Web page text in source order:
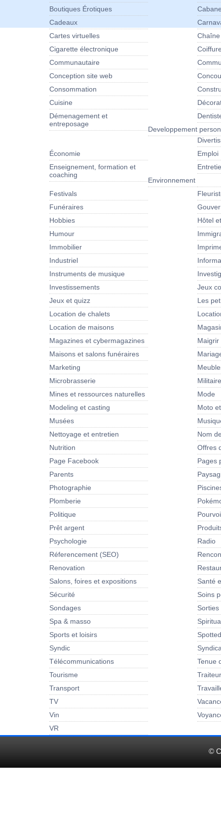
Boutiques Érotiques
Cadeaux
Cartes virtuelles
Cigarette électronique
Communautaire
Conception site web
Consommation
Cuisine
Démenagement et
entreposage
Developpement
Économie
Emploi
Enseignement, formation et
coaching
Environnement
Festivals
Funéraires
Hobbies
Hôtel
Humour
Immobilier
Industriel
Instruments de musique
Investissements
Jeux
Jeux et quizz
Les
Location de chalets
Location de maisons
Magazines et cybermagazines
Maigrir
Maisons et salons funéraires
Marketing
Microbrasserie
Mines et ressources naturelles
Mode
Modeling et casting
Moto
Musées
Nettoyage et entretien
Nom
Nutrition
Offres
Page Facebook
Pages
Parents
Photographie
Plomberie
Politique
Prêt argent
Psychologie
Radio
Réferencement (SEO)
Renovation
Salons, foires et expositions
Santé
Sécurité
Soins
Sondages
Spa & masso
Sports et loisirs
Spotted
Syndic
Télécommunications
Tenue
Tourisme
Transport
TV
Vin
VR
©